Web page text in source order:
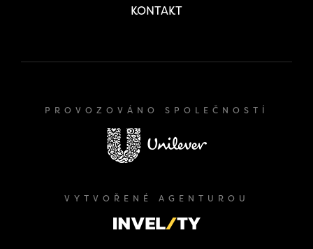
KONTAKT
PROVOZOVÁNO SPOLEČNOSTÍ
VYTVOŘENÉ AGENTUROU